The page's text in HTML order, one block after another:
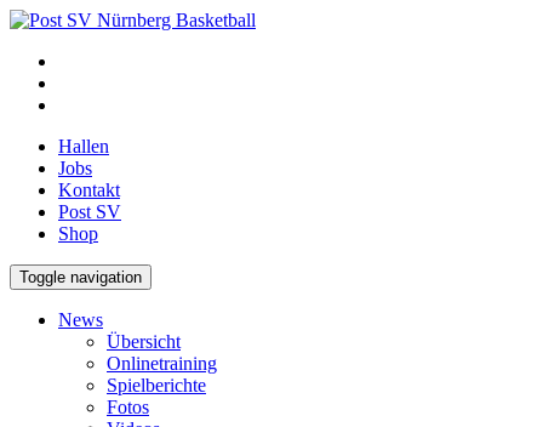
Hallen
Jobs
Kontakt
Post SV
Shop
Toggle navigation
News
Übersicht
Onlinetraining
Spielberichte
Fotos